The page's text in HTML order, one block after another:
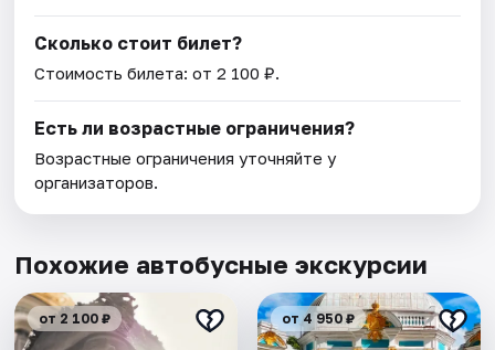
Сколько стоит билет?
Стоимость билета: от 2 100 ₽.
Есть ли возрастные ограничения?
Возрастные ограничения уточняйте у
организаторов.
Похожие автобусные экскурсии
от 2 100 ₽ от 4 950 ₽